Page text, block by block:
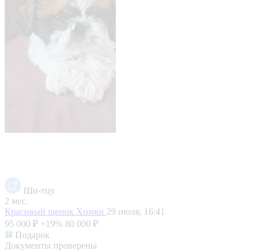
Ши-тцу
2 мес.
Красивый щенок Химки 29 июля, 16:41
95 000 ₽ +19% 80 000 ₽
Подарок
Документы проверены